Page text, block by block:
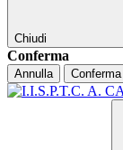
Chiudi
Conferma
Annulla Conferma